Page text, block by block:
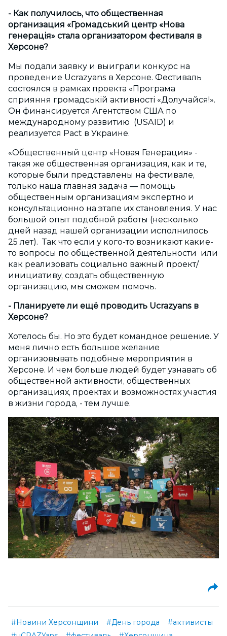
- Как получилось, что общественная
организация «Громадський центр «Нова
генерація» стала организатором фестиваля в
Херсоне?
Мы подали заявку и выиграли конкурс на
проведение Ucrazyans в Херсоне. Фестиваль
состоялся в рамках проекта «Програма
сприяння громадській активності «Долучайся!».
Он финансируется Агентством США по
международному развитию (USAID) и
реализуется Pact в Украине.
«Общественный центр «Новая Генерация» -
такая же общественная организация, как и те,
которые были представлены на фестивале,
только наша главная задача — помощь
общественным организациям экспертно и
консультационно на этапе их становления. У нас
большой опыт подобной работы (несколько
дней назад нашей организации исполнилось
25 лет). Так что если у кого-то возникают какие-
то вопросы по общественной деятельности или
как реализовать социально важный проект/
инициативу, создать общественную
организацию, мы сможем помочь.
- Планируете ли ещё проводить Ucrazyans в
Херсоне?
Хотелось бы. Но это будет командное решение. У
меня лично есть большое желание
организовывать подобные мероприятия в
Херсоне. И чем больше людей будет узнавать об
общественной активности, общественных
организациях, проектах и возможностях участия
в жизни города, - тем лучше.
#Новини Херсонщини #День города
#активисты